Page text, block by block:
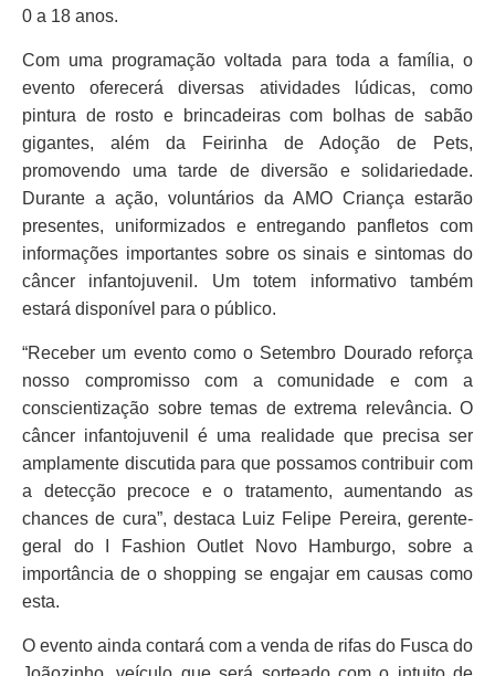
0 a 18 anos.
Com uma programação voltada para toda a família, o
evento oferecerá diversas atividades lúdicas, como
pintura de rosto e brincadeiras com bolhas de sabão
gigantes, além da Feirinha de Adoção de Pets,
promovendo uma tarde de diversão e solidariedade.
Durante a ação, voluntários da AMO Criança estarão
presentes, uniformizados e entregando panfletos com
informações importantes sobre os sinais e sintomas do
câncer infantojuvenil. Um totem informativo também
estará disponível para o público.
“Receber um evento como o Setembro Dourado reforça
nosso compromisso com a comunidade e com a
conscientização sobre temas de extrema relevância. O
câncer infantojuvenil é uma realidade que precisa ser
amplamente discutida para que possamos contribuir com
a detecção precoce e o tratamento, aumentando as
chances de cura”, destaca Luiz Felipe Pereira, gerente-
geral do I Fashion Outlet Novo Hamburgo, sobre a
importância de o shopping se engajar em causas como
esta.
O evento ainda contará com a venda de rifas do Fusca do